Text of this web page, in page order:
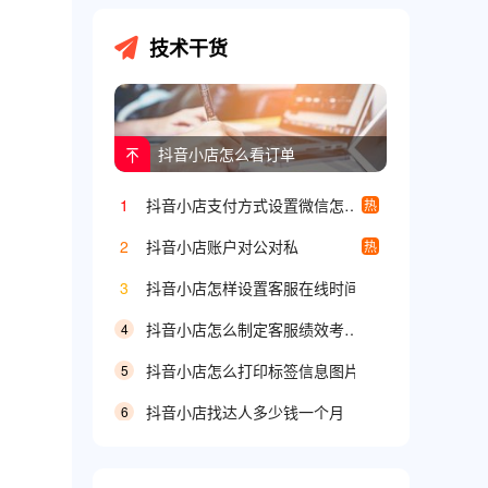
技术干货
抖音小店怎么看订单
1 抖音小店支付方式设置微信怎么设置 热
2 抖音小店账户对公对私 热
3 抖音小店怎样设置客服在线时间
4 抖音小店怎么制定客服绩效考核方案
5 抖音小店怎么打印标签信息图片
6 抖音小店找达人多少钱一个月